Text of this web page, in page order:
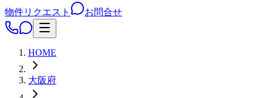
物件リクエスト
お問合せ
HOME
大阪府